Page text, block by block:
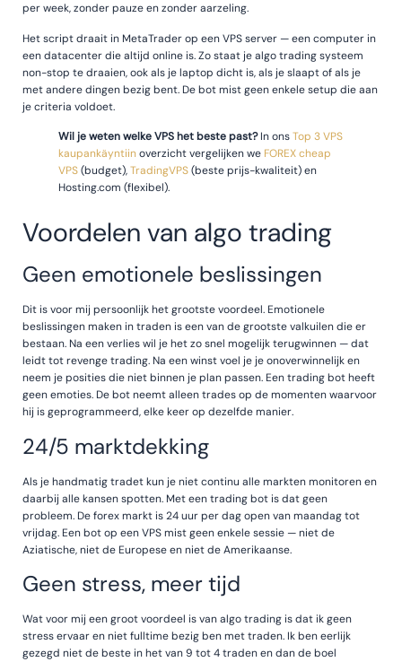
per week, zonder pauze en zonder aarzeling.
Het script draait in MetaTrader op een VPS server — een computer in
een datacenter die altijd online is. Zo staat je algo trading systeem
non-stop te draaien, ook als je laptop dicht is, als je slaapt of als je
met andere dingen bezig bent. De bot mist geen enkele setup die aan
je criteria voldoet.
Wil je weten welke VPS het beste past?In onsTop 3 VPS
kaupankäyntiinoverzicht vergelijken we FOREX cheap
VPS(budget),TradingVPS(beste prijs-kwaliteit) en
Hosting.com (flexibel).
Voordelen van algo trading
Geen emotionele beslissingen
Dit is voor mij persoonlijk het grootste voordeel. Emotionele
beslissingen maken in traden is een van de grootste valkuilen die er
bestaan. Na een verlies wil je het zo snel mogelijk terugwinnen — dat
leidt tot revenge trading. Na een winst voel je je onoverwinnelijk en
neem je posities die niet binnen je plan passen. Een trading bot heeft
geen emoties. De bot neemt alleen trades op de momenten waarvoor
hij is geprogrammeerd, elke keer op dezelfde manier.
24/5 marktdekking
Als je handmatig tradet kun je niet continu alle markten monitoren en
daarbij alle kansen spotten. Met een trading bot is dat geen
probleem. De forex markt is 24 uur per dag open van maandag tot
vrijdag. Een bot op een VPS mist geen enkele sessie — niet de
Aziatische, niet de Europese en niet de Amerikaanse.
Geen stress, meer tijd
Wat voor mij een groot voordeel is van algo trading is dat ik geen
stress ervaar en niet fulltime bezig ben met traden. Ik ben eerlijk
gezegd niet de beste in het van 9 tot 4 traden en dan de boel